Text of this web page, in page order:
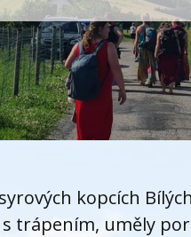
kopcích
trápením, uměly